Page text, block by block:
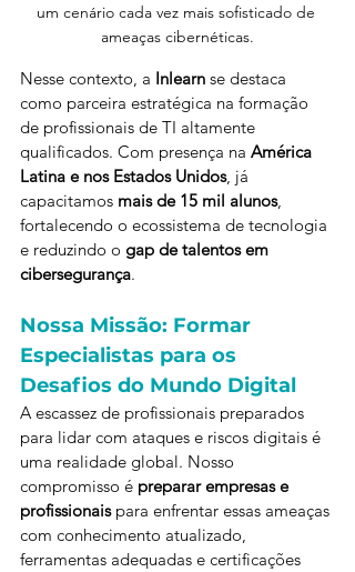
um cenário cada vez mais sofisticado de
ameaças cibernéticas.
Nesse contexto, a Inlearn se destaca
como parceira estratégica na formação
de profissionais de TI altamente
qualificados. Com presença na América
Latina e nos Estados Unidos, já
capacitamos mais de 15 mil alunos,
fortalecendo o ecossistema de tecnologia
e reduzindo o gap de talentos em
cibersegurança.
Nossa Missão: Formar
Especialistas para os
Desafios do Mundo Digital
A escassez de profissionais preparados
para lidar com ataques e riscos digitais é
uma realidade global. Nosso
compromisso é preparar empresas e
profissionais para enfrentar essas ameaças
com conhecimento atualizado,
ferramentas adequadas e certificações